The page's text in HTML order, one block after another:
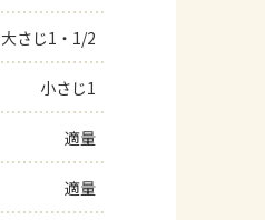
大さじ1・1/2
小さじ1
適量
適量